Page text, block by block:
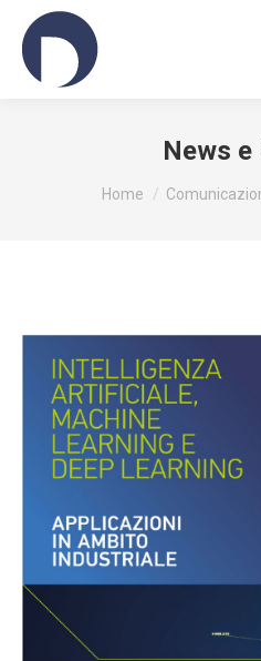
News e
You are here:
Home